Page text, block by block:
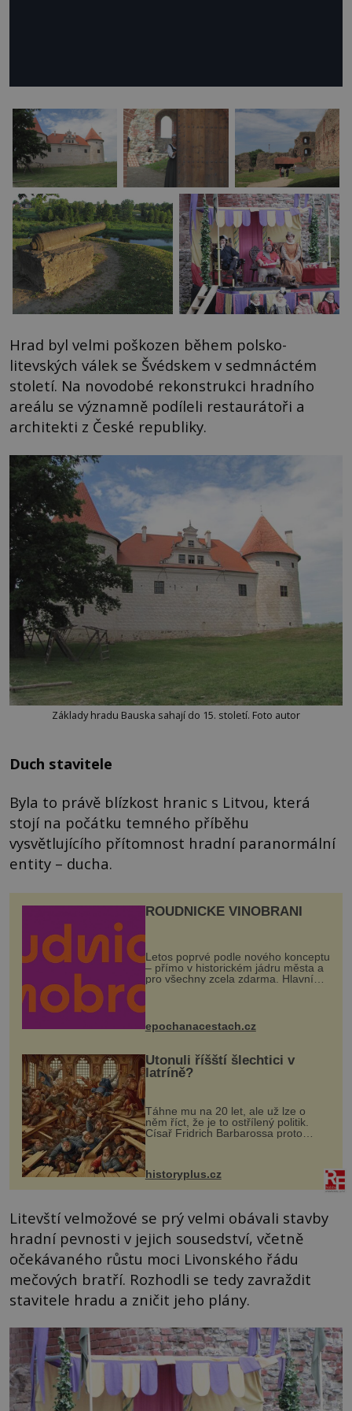
Hrad byl velmi poškozen během polsko-
litevských válek se Švédskem v sedmnáctém
století. Na novodobé rekonstrukci hradního
areálu se významně podíleli restaurátoři a
architekti z České republiky.
Základy hradu Bauska sahají do 15. století. Foto autor
Duch stavitele
Byla to právě blízkost hranic s Litvou, která
stojí na počátku temného příběhu
vysvětlujícího přítomnost hradní paranormální
entity – ducha.
ROUDNICKÉ VINOBRANÍ
Letos poprvé podle nového konceptu
– přímo v historickém jádru města a
pro všechny zcela zdarma. Hlavní
program se odehraje na Karlově a
mohou těšit na víno, burčák, pes...
epochanacestach.cz
Utonuli říšští šlechtici v
latríně?
Táhne mu na 20 let, ale už lze o
něm říct, že je to ostřílený politik.
Císař Fridrich Barbarossa proto
posílá svého syna a dědice Jindřicha
VI. do Erfurtu, aby se stal
prostředníkem při řešení sporu m...
historyplus.cz
Litevští velmožové se prý velmi obávali stavby
hradní pevnosti v jejich sousedství, včetně
očekávaného růstu moci Livonského řádu
mečových bratří. Rozhodli se tedy zavraždit
stavitele hradu a zničit jeho plány.